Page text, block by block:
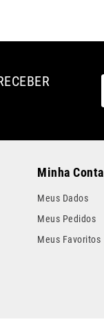
Minha Conta
Meus Dados
Meus Pedidos
Meus Favoritos